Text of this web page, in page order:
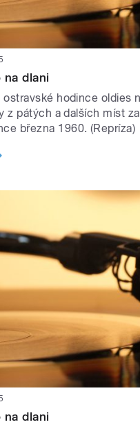
na dlani
ostravské hodince oldies
z pátých a dalších míst
března 1960. (Repríza)
na dlani